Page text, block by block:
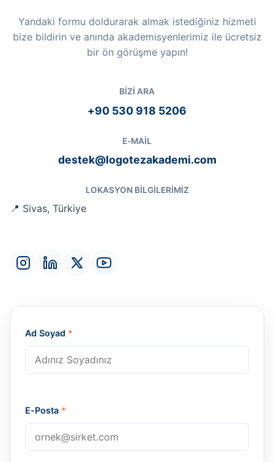
Yandaki formu doldurarak almak istediğiniz hizmeti
bize bildirin ve anında akademisyenlerimiz ile ücretsiz
bir ön görüşme yapın!
BIZI ARA
+90 530 918 5206
E-MAIL
destek@logotezakademi.com
LOKASYON BILGILERIMIZ
📍 Sivas, Türkiye
Ad Soyad *
E-Posta *